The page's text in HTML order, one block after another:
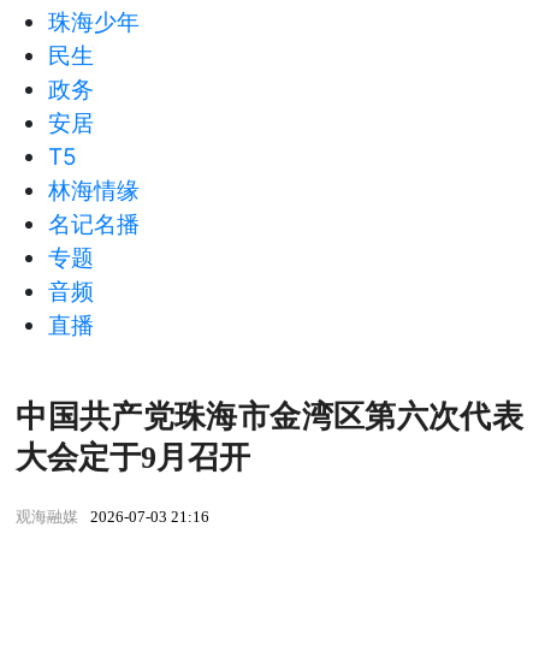
珠海少年
民生
政务
安居
T5
林海情缘
名记名播
专题
音频
直播
中国共产党珠海市金湾区第六次代表
大会定于9月召开
观海融媒 2026-07-03 21:16